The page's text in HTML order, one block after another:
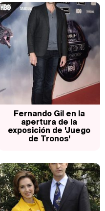
Carlota Corredera y Javier de Hoyos: "La tele tiene que representar al público también y aquí están todos los perfiles posibles&quo;
Fernando Gil en la
apertura de la
exposición de 'Juego
de Tronos'